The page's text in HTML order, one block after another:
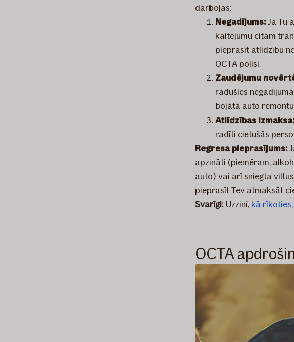
darbojas:
Negadījums:Ja Tu
kaitējumu citam
pieprasīt atlīdzību
OCTA polisi.
Zaudējumu
radušies
bojātā auto
Atlīdzības izmaksa:
radīti cietušās
Regresa pieprasījums:
apzināti (piemēram,
auto) vai arī sniegta
pieprasīt Tev atmaksāt
Svarīgi: Uzzini, kā
OCTA